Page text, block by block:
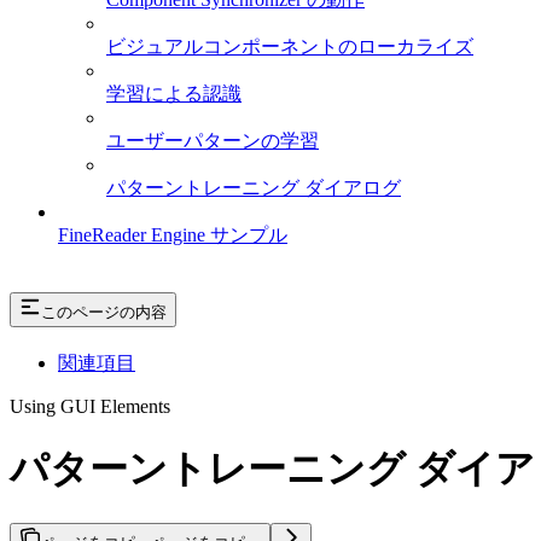
ビジュアルコンポーネントのローカライズ
学習による認識
ユーザーパターンの学習
パターントレーニング ダイアログ
FineReader Engine サンプル
このページの内容
関連項目
Using GUI Elements
パターントレーニング ダイ